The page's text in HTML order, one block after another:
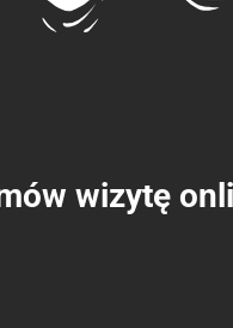
wizytę